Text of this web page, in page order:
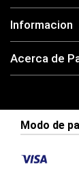
Informacion
Acerca de
Modo de